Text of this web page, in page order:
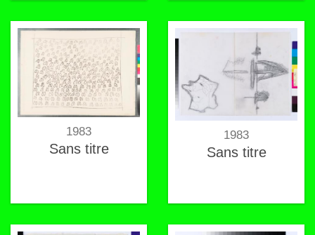
1983
Sans titre
1983
Sans titre